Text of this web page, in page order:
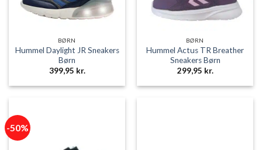
BØRN
Hummel Daylight JR Sneakers
Børn
399,95 kr.
BØRN
Hummel Actus TR Breather
Sneakers Børn
299,95 kr.
-50%